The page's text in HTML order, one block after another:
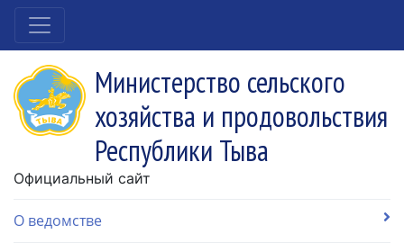
Министерство сельского
хозяйства и продовольствия
Республики Тыва
Официальный сайт
О ведомстве